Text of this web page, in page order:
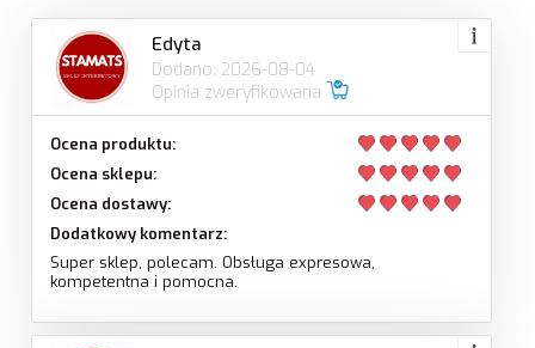
Edyta
Dodano: 2026-08-04
Opinia zweryfikowana
Ocena produktu:
Ocena sklepu:
Ocena dostawy:
Dodatkowy komentarz:
Super sklep, polecam. Obsługa expresowa,
kompetentna i pomocna.